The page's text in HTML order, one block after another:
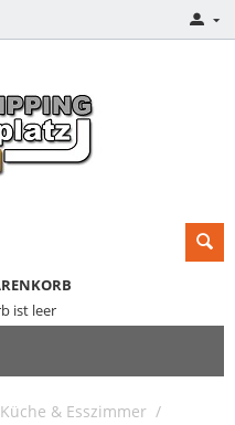
ist leer
Küche & Esszimmer /